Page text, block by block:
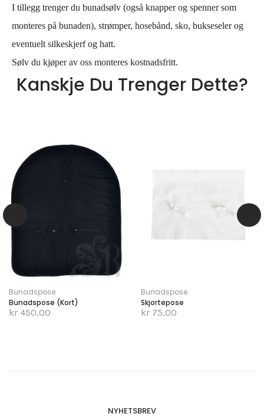
I tillegg trenger du bunadsølv (også knapper og spenner som
monteres på bunaden), strømper, hosebånd, sko, bukseseler og
eventuelt silkeskjerf og hatt.
Sølv du kjøper av oss monteres kostnadsfritt.
Kanskje Du Trenger Dette?
Bunadspose
Bunadspose (kort)
kr 450,00
Bunadspose
Skjortepose
kr 75,00
NYHETSBREV